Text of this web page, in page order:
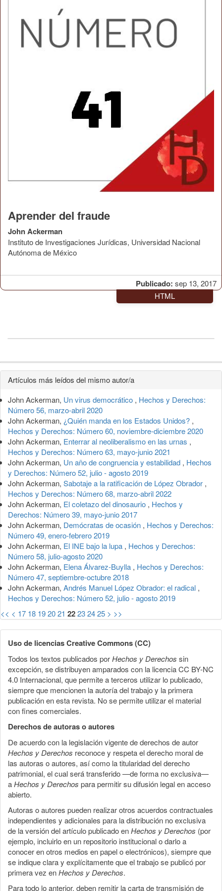
Publicado: sep 13, 2017
Aprender del fraude
John Ackerman
Instituto de Investigaciones Jurídicas, Universidad Nacional
Autónoma de México
HTML
Detalles
del
artículo
Artículos más leídos del mismo autor/a
John Ackerman, Un virus democrático , Hechos y Derechos:
Número 56, marzo-abril 2020
John Ackerman, ¿Quién manda en los Estados Unidos? ,
Hechos y Derechos: Número 60, noviembre-diciembre 2020
John Ackerman, Enterrar al neoliberalismo en las urnas ,
Hechos y Derechos: Número 63, mayo-junio 2021
John Ackerman, Un año de congruencia y estabilidad , Hechos
y Derechos: Número 52, julio - agosto 2019
John Ackerman, Sabotaje a la ratificación de López Obrador ,
Hechos y Derechos: Número 68, marzo-abril 2022
John Ackerman, El coletazo del dinosaurio , Hechos y
Derechos: Número 39, mayo-junio 2017
John Ackerman, Demócratas de ocasión , Hechos y Derechos:
Número 49, enero-febrero 2019
John Ackerman, El INE bajo la lupa , Hechos y Derechos:
Número 58, julio-agosto 2020
John Ackerman, Elena Álvarez-Buylla , Hechos y Derechos:
Número 47, septiembre-octubre 2018
John Ackerman, Andrés Manuel López Obrador: el radical ,
Hechos y Derechos: Número 52, julio - agosto 2019
<< < 17 18 192021 22232425 > >>
Uso de licencias Creative Commons (CC)
Todos los textos publicados porHechos y Derechos sin
excepción, se distribuyen amparados con la licencia CC BY-NC
4.0 Internacional, que permite a terceros utilizar lo publicado,
siempre que mencionen la autoría del trabajo y la primera
publicación en esta revista. No se permite utilizar el material
con fines comerciales.
Derechos de autoras o autores
De acuerdo con la legislación vigente de derechos de autor
Hechos y Derechos reconoce y respeta el derecho moral de
las autoras o autores, así como la titularidad del derecho
patrimonial, el cual será transferido —de forma no exclusiva—
aHechos y Derechos para permitir su difusión legal en acceso
abierto.
Autoras o autores pueden realizar otros acuerdos contractuales
independientes y adicionales para la distribución no exclusiva
de la versión del artículo publicado enHechos y Derechos (por
ejemplo, incluirlo en un repositorio institucional o darlo a
conocer en otros medios en papel o electrónicos), siempre que
se indique clara y explícitamente que el trabajo se publicó por
primera vez enHechos y Derechos.
Para todo lo anterior, deben remitir la carta de transmisión de